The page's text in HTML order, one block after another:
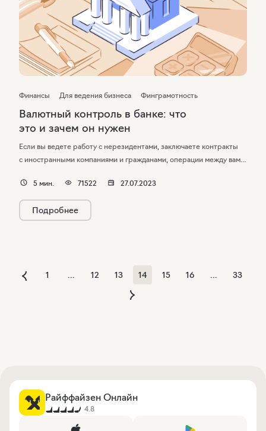
Финансы Для ведения бизнеса Финграмотность
Валютный контроль в банке: что
это и зачем он нужен
Если вы ведете работу с нерезидентами, заключаете контракты
с иностранными компаниями и гражданами, операции между вами
проверяется надзору согласно Федеральному закону № 173
«О валютном регулировании и контроле» и инструкции Банка
России № 181-И.
Подробнее
5 мин. 71522 27.07.2023
1 ... 12 13 14 15 16 ... 33
Райффайзен Онлайн
4.8